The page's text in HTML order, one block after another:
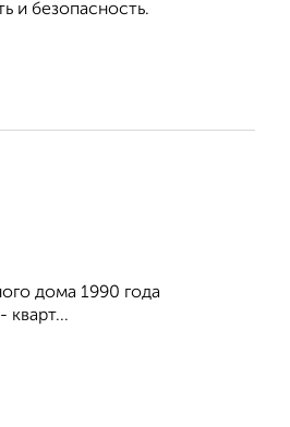
и безопасность.
дoма 1990 года
квaрт...